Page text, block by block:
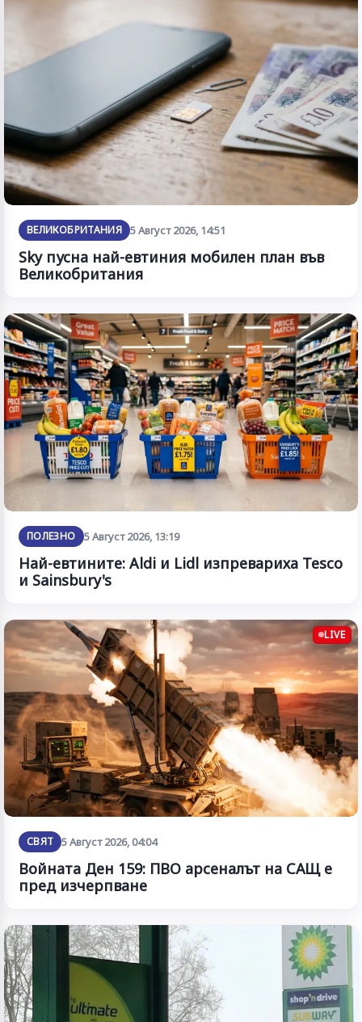
ВЕЛИКОБРИТАНИЯ 5 Август 2026, 14:51
Sky пусна най-евтиния мобилен план във
Великобритания
ПОЛЕЗНО 5 Август 2026, 13:19
Най-евтините: Aldi и Lidl изпревариха Tesco
и Sainsbury's
LIVE
СВЯТ 5 Август 2026, 04:04
Войната Ден 159: ПВО арсеналът на САЩ е
пред изчерпване